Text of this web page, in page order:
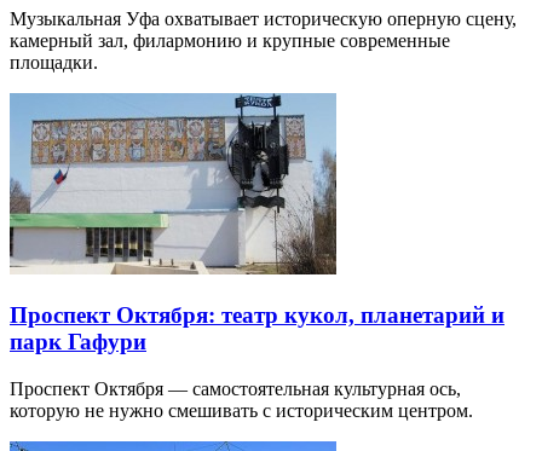
Музыкальная Уфа охватывает историческую оперную сцену,
камерный зал, филармонию и крупные современные
площадки.
Проспект Октября: театр кукол, планетарий и
парк Гафури
Проспект Октября — самостоятельная культурная ось,
которую не нужно смешивать с историческим центром.